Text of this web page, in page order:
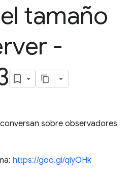
tamaño
-
sobre observadores
https://goo.gl/qlyOHk